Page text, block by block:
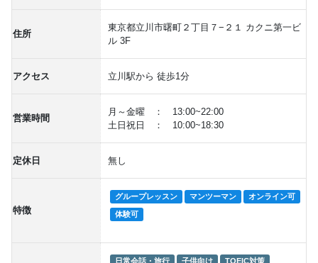
住所
東京都立川市曙町２丁目７−２１ カクニ第一ビ
ル 3F
アクセス 立川駅から 徒歩1分
営業時間
月～金曜 ： 13:00~22:00
土日祝日 ： 10:00~18:30
定休日 無し
特徴
グループレッスン マンツーマン オンライン可
体験可
日常会話・旅行 子供向け TOEIC対策